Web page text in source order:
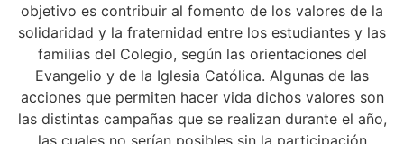
objetivo es contribuir al fomento de los valores de la
solidaridad y la fraternidad entre los estudiantes y las
familias del Colegio, según las orientaciones del
Evangelio y de la Iglesia Católica. Algunas de las
acciones que permiten hacer vida dichos valores son
las distintas campañas que se realizan durante el año,